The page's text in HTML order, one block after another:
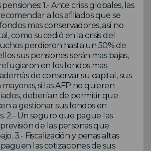
1.- Ante crisis globales, las
a los afiliados que se
mas conservadores, así no
como sucedió en la crisis del
perdieron hasta un 50% de
sus pensiones serán mas bajas,
en los fondos mas
de conservar su capital, sus
si las AFP no quieren
deberían de permitir que
a gestionar sus fondos en
2.- Un seguro que pague las
de las personas que
3.- Fiscalización y penas altas
las cotizaciones de sus